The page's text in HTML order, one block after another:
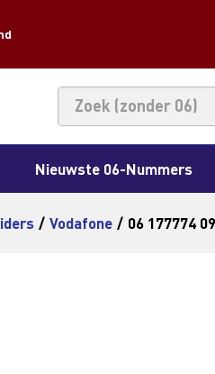
Nieuwste 06-Nummers
/ Vodafone / 06 177774 09